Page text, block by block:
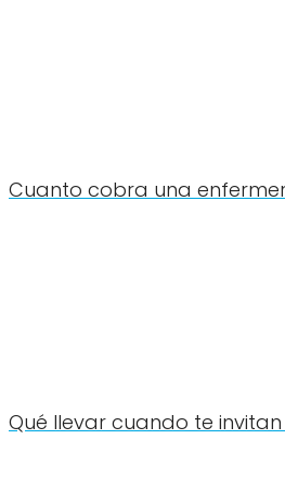
Cuanto cobra una
Qué llevar cuando te